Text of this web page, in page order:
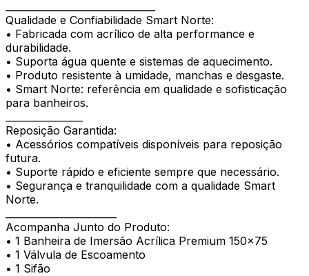
Qualidade e Confiabilidade Smart Norte:
• Fabricada com acrílico de alta performance e
durabilidade.
• Suporta água quente e sistemas de aquecimento.
• Produto resistente à umidade, manchas e desgaste.
• Smart Norte: referência em qualidade e sofisticação
para banheiros.
Reposição Garantida:
• Acessórios compatíveis disponíveis para reposição
futura.
• Suporte rápido e eficiente sempre que necessário.
• Segurança e tranquilidade com a qualidade Smart
Norte.
Acompanha Junto do Produto:
• 1 Banheira de Imersão Acrílica Premium 150×75
• 1 Válvula de Escoamento
• 1 Sifão